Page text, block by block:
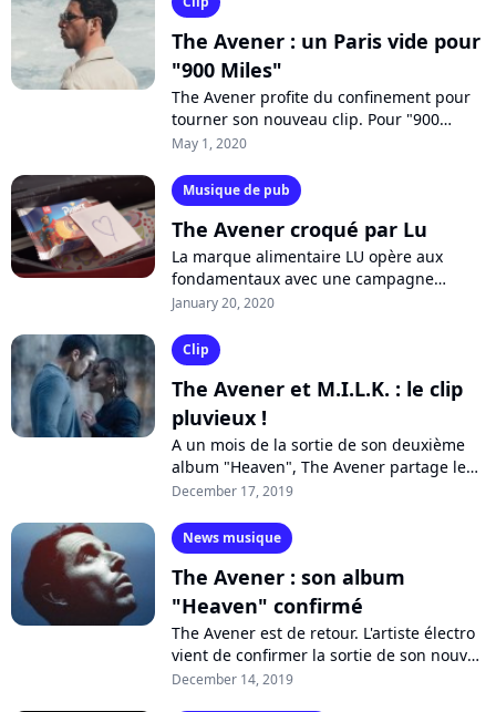
The Avener : un Paris vide pour
"900 Miles"
The Avener profite du confinement pour
tourner son nouveau clip. Pour "900
Miles", l'artiste niçois a mis en avant les
May 1, 2020
Musique de pub
The Avener croqué par Lu
La marque alimentaire LU opère aux
fondamentaux avec une campagne
publicitaire familiale centré sur le
titre électro...
January 20, 2020
Clip
The Avener et M.I.L.K. : le clip
pluvieux !
A un mois de la sortie de son deuxième
album "Heaven", The Avener partage le
clip de "Under the Waterfall", son duo
December 17, 2019
News musique
The Avener : son album
"Heaven" confirmé
The Avener est de retour. L'artiste électro
vient de confirmer la sortie de son nouvel
album "Heaven" pour le 24 janvier 2020,
December 14, 2019